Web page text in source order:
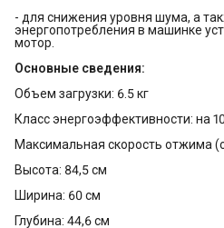
- для снижения уровня шума, а
энергопотребления в машинке
мотор.
Основные сведения:
Объем загрузки: 6.5 кг
Класс энергоэффективности: на
Максимальная скорость отжима
Высота: 84,5 см
Ширина: 60 см
Глубина: 44,6 см